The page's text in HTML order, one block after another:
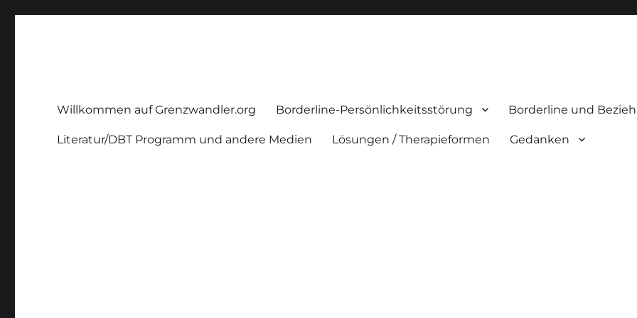
Willkommen auf Grenzwandler.org Borderline-Persönlichkeitsstörung Borderline und
Literatur/DBT Programm und andere Medien Lösungen / Therapieformen Gedanken